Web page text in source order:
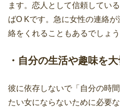
ます。恋人として信頼してい
ばO Kです。急に女性の連絡
絡をくれることもあるでしょう
・自分の生活や趣味を
彼に依存しないで「自分の時
たい女にならないために必要